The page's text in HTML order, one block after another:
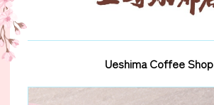
Ueshima Coffee Shop